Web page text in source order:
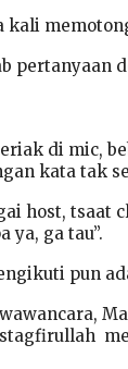
kali
pertanyaan
di mic,
kata tak
host, tsaat
ya, ga tau”.
pun